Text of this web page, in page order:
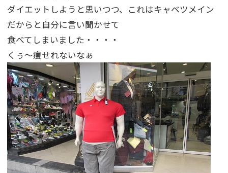
ダイエットしようと思いつつ、これはキャベツメイン
だからと自分に言い聞かせて
食べてしまいました・・・・
くぅ～痩せれないなぁ